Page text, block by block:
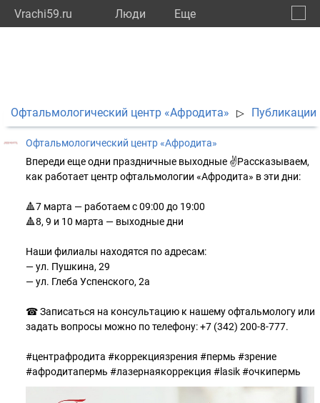
Vrachi59.ru Люди Eще
Офтальмологический центр «Афродита» ▷ Публикации
Офтальмологический центр «Афродита»
Впереди еще одни праздничные выходные ✌Рассказываем,
как работает центр офтальмологии «Афродита» в эти дни:
🔺7 марта — работаем с 09:00 до 19:00
🔺8, 9 и 10 марта — выходные дни
Наши филиалы находятся по адресам:
— ул. Пушкина, 29
— ул. Глеба Успенского, 2а
☎ Записаться на консультацию к нашему офтальмологу или
задать вопросы можно по телефону: +7 (342) 200-8-777.
#центрафродита #коррекциязрения #пермь #зрение
#афродитапермь #лазернаякоррекция #lasik #очкипермь